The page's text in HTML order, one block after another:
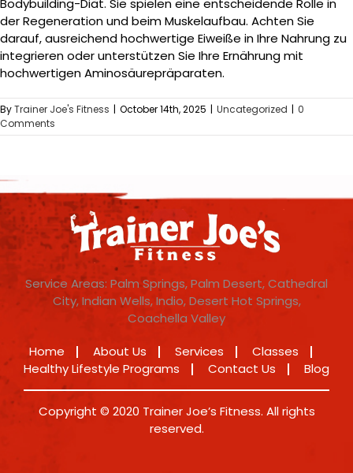
Bodybuilding-Diät. Sie spielen eine entscheidende Rolle in
der Regeneration und beim Muskelaufbau. Achten Sie
darauf, ausreichend hochwertige Eiweiße in Ihre Nahrung zu
integrieren oder unterstützen Sie Ihre Ernährung mit
hochwertigen Aminosäurepräparaten.
ByTrainer Joe's Fitness | October 14th, 2025 | Uncategorized | 0
Comments
Service Areas: Palm Springs, Palm Desert, Cathedral
City, Indian Wells, Indio, Desert Hot Springs,
Coachella Valley
Home
About Us Services
Classes
Healthy Lifestyle Programs
Contact Us Blog
Copyright © 2020 Trainer Joe’s Fitness. All rights
reserved.